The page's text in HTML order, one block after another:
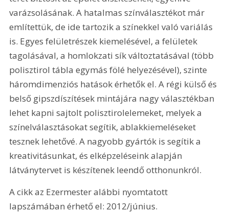
varázsolásának. A hatalmas színválasztékot már
említettük, de ide tartozik a színekkel való variálás
is. Egyes felületrészek kiemelésével, a felületek
tagolásával, a homlokzati sík változtatásával (több
polisztirol tábla egymás fölé helyezésével), szinte
háromdimenziós hatások érhetők el. A régi külső és
belső gipszdíszítések mintájára nagy választékban
lehet kapni sajtolt polisztirolelemeket, melyek a
színelválasztásokat segítik, ablakkiemeléseket
tesznek lehetővé. A nagyobb gyártók is segítik a
kreativitásunkat, és elképzeléseink alapján
látványtervet is készítenek leendő otthonunkról.
A cikk az Ezermester alábbi nyomtatott
lapszámában érhető el: 2012/június.